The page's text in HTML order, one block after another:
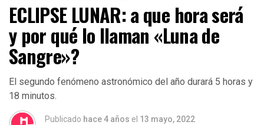
ECLIPSE LUNAR: a que hora será
y por qué lo llaman «Luna de
Sangre»?
El segundo fenómeno astronómico del año durará 5 horas y
18 minutos.
Publicado hace 4 años el 13 mayo, 2022